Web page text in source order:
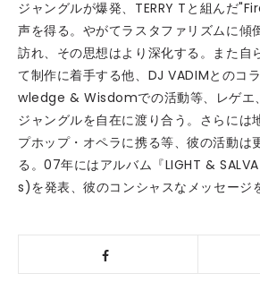
ジャングルが爆発、TERRY Tと組んだ
声を得る。やがてラスタファリズムに傾
訪れ、その思想はより深化する。また自
て制作に着手する他、DJ VADIMとのコ
wledge & Wisdomでの活動等、レゲエ
ジャングルを自在に渡り合う。さらには
プホップ・オペラに携る等、彼の活動は
る。07年にはアルバム『LIGHT &
s)を発表、彼のコンシャスなメッセージ